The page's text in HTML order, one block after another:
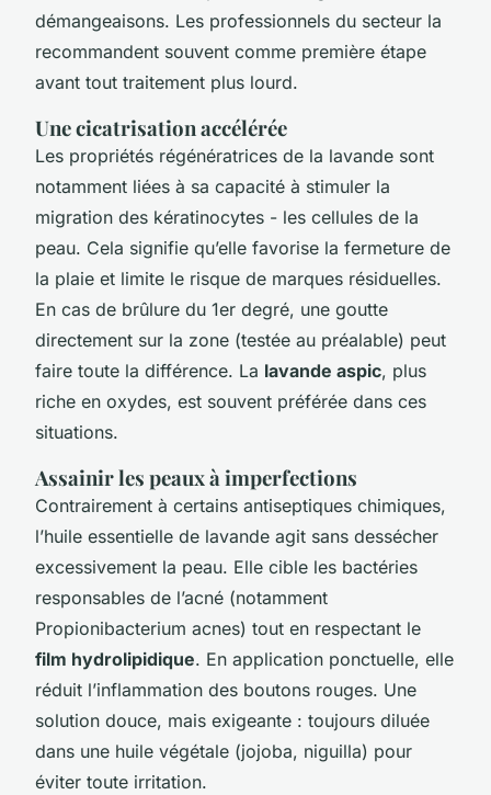
démangeaisons. Les professionnels du secteur la
recommandent souvent comme première étape
avant tout traitement plus lourd.
Une cicatrisation accélérée
Les propriétés régénératrices de la lavande sont
notamment liées à sa capacité à stimuler la
migration des kératinocytes - les cellules de la
peau. Cela signifie qu’elle favorise la fermeture de
la plaie et limite le risque de marques résiduelles.
En cas de brûlure du 1er degré, une goutte
directement sur la zone (testée au préalable) peut
faire toute la différence. La lavande aspic, plus
riche en oxydes, est souvent préférée dans ces
situations.
Assainir les peaux à imperfections
Contrairement à certains antiseptiques chimiques,
l’huile essentielle de lavande agit sans dessécher
excessivement la peau. Elle cible les bactéries
responsables de l’acné (notamment
Propionibacterium acnes) tout en respectant le
film hydrolipidique. En application ponctuelle, elle
réduit l’inflammation des boutons rouges. Une
solution douce, mais exigeante : toujours diluée
dans une huile végétale (jojoba, niguilla) pour
éviter toute irritation.